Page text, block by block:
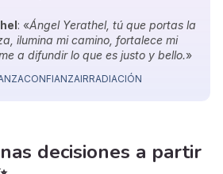
: «Ángel Yerathel, tú que portas la
ilumina mi camino, fortalece mi
a difundir lo que es justo y bello.»
CONFIANZAIRRADIACIÓN
decisiones a partir